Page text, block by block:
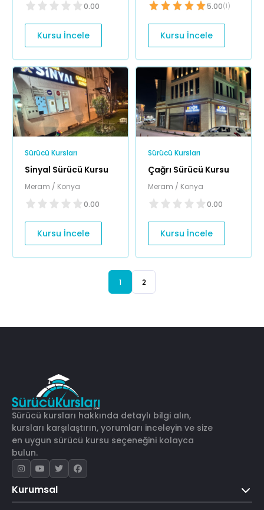
0.00
Kursu İncele
5.00(1)
Kursu İncele
Sürücü Kursları
Sinyal Sürücü Kursu
Meram / Konya
0.00
Kursu İncele
Sürücü Kursları
Çağrı Sürücü Kursu
Meram / Konya
0.00
Kursu İncele
1 2
Sürücü kursları hakkında detaylı bilgi alın,
kursları karşılaştırın, yorumları inceleyin ve size
en uygun sürücü kursu seçeneğini kolayca
bulun.
Kurumsal